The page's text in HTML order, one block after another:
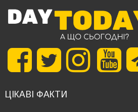
ЦІКАВІ ФАКТИ